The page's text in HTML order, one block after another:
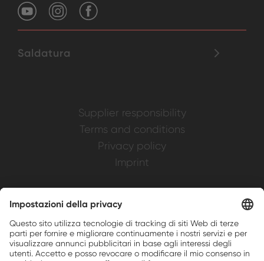
Saldatura
Supplier responsibility
Terms and conditions
Privacy policy
Imprint
Brands, Inc.